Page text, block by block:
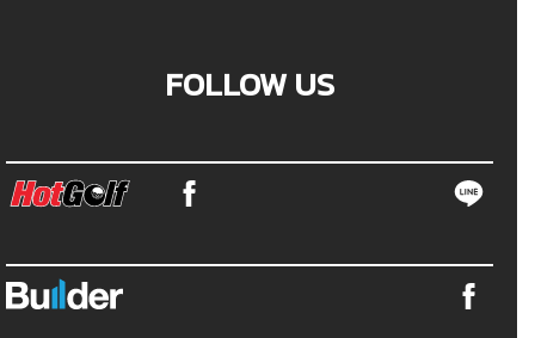
FOLLOW US